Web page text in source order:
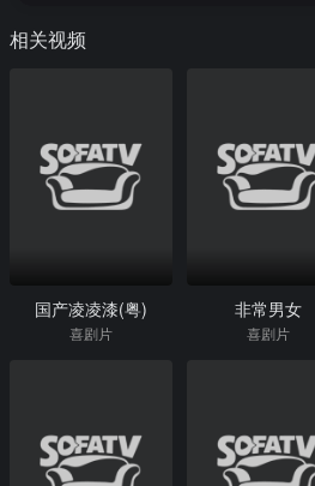
相关视频
国产凌凌漆(粤)
喜剧片
非常男女
喜剧片